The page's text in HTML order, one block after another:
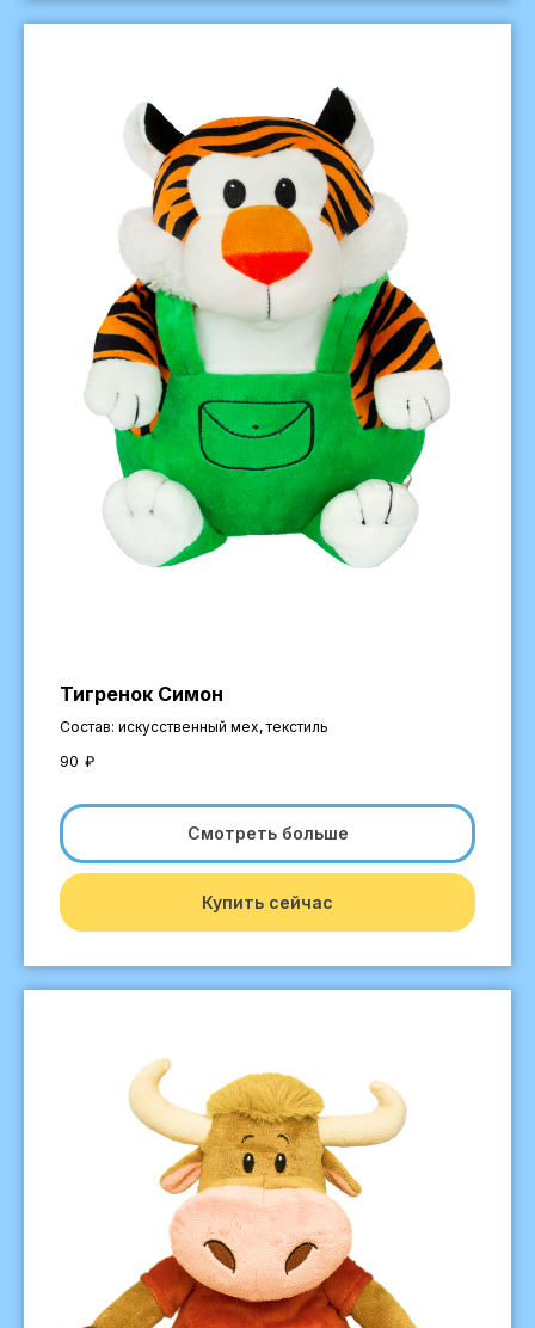
Самые популярные
Тигренок Симон
Состав: искусственный мех, текстиль
90 ₽
Смотреть больше
Купить сейчас